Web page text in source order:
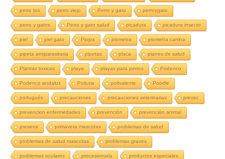
perro tos perro viejo Perro y gato perroygato
perro y gatos Perro y gato salud picadura picadura insecto
piel piel gato Piojos piometra piometra canina
pipeta antiparasitaria pipetas placa planes de salud
Plantas toxicas playa playas para perros Podenco
Podenco andaluz Poliuria polivalente Poodle
portugués precauciones precauciones veterinarias prevec
prevencion enfermedades prevención prevención animal
prevenir primavera mascotas problemas de salud
problemas de salud mascotas problemas graves
problemas oculares procesionaria productos especiales